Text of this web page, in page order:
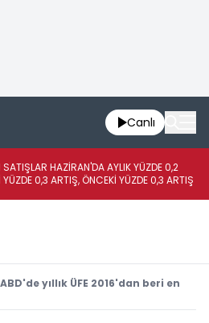
Canlı
SATIŞLAR HAZİRAN'DA AYLIK YÜZDE 0,2
YÜZDE 0,3 ARTIŞ, ÖNCEKİ YÜZDE 0,3 ARTIŞ
ABD'de yıllık ÜFE 2016'dan beri en